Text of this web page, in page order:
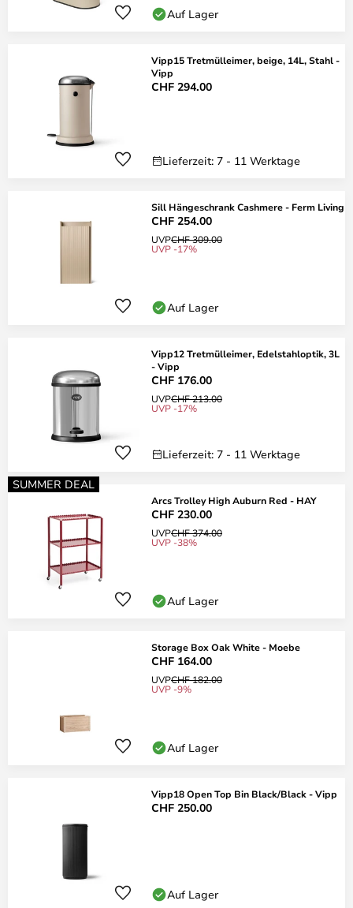
Auf Lager
Vipp15 Tretmülleimer, beige, 14L, Stahl -
Vipp
CHF 294.00
Lieferzeit: 7 - 11 Werktage
Sill Hängeschrank Cashmere - Ferm Living
CHF 254.00
UVPCHF 309.00
UVP -17%
Auf Lager
Vipp12 Tretmülleimer, Edelstahloptik, 3L
- Vipp
CHF 176.00
UVPCHF 213.00
UVP -17%
Lieferzeit: 7 - 11 Werktage
SUMMER DEAL
Arcs Trolley High Auburn Red - HAY
CHF 230.00
UVPCHF 374.00
UVP -38%
Auf Lager
Storage Box Oak White - Moebe
CHF 164.00
UVPCHF 182.00
UVP -9%
Auf Lager
Vipp18 Open Top Bin Black/Black - Vipp
CHF 250.00
Auf Lager